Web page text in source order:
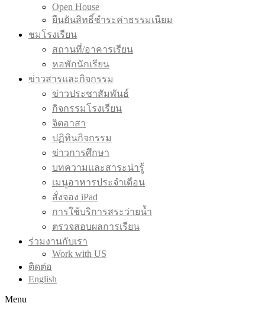
Open House
ยืนยันสิทธิ์ชำระค่าธรรมเนียม
ชมโรงเรียน
สถานที่/อาคารเรียน
หอพักนักเรียน
ข่าวสารและกิจกรรม
ข่าวประชาสัมพันธ์
กิจกรรมโรงเรียน
จิตอาสา
ปฏิทินกิจกรรม
ข่าวการศึกษา
บทความและสาระน่ารู้
เมนูอาหารประจำเดือน
สั่งจอง iPad
การใช้บริการสระว่ายน้ำ
ตรวจสอบผลการเรียน
ร่วมงานกับเรา
Work with US
ติดต่อ
English
Menu